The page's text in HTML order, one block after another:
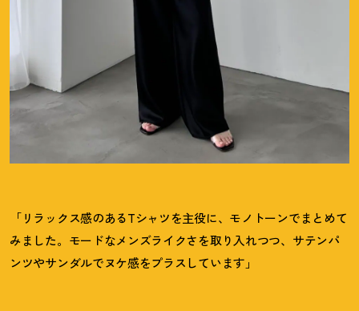
「リラックス感のあるTシャツを主役に、モノトーンでまとめて
みました。モードなメンズライクさを取り入れつつ、サテンパ
ンツやサンダルでヌケ感をプラスしています」